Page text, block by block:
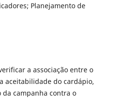
Planejamento de
a associação entre o
aceitabilidade do cardápio,
da campanha contra o